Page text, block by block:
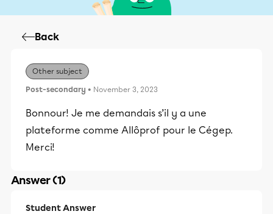
Back
Other subject
Post-secondary • November 3, 2023
Bonnour! Je me demandais s’il y a une
plateforme comme Allôprof pour le Cégep.
Merci!
Answer (1)
Student Answer